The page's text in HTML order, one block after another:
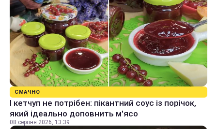
СМАЧНО
І кетчуп не потрібен: пікантний соус із порічок,
який ідеально доповнить м'ясо
08 серпня 2026, 13:39